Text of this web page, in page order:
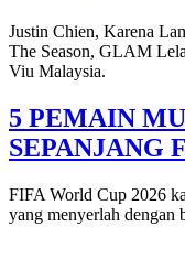
Justin Chien, Karena
The Season, GLAM
Viu Malaysia.
5 PEMAIN
SEPANJANG
FIFA World Cup 2026
yang menyerlah dengan